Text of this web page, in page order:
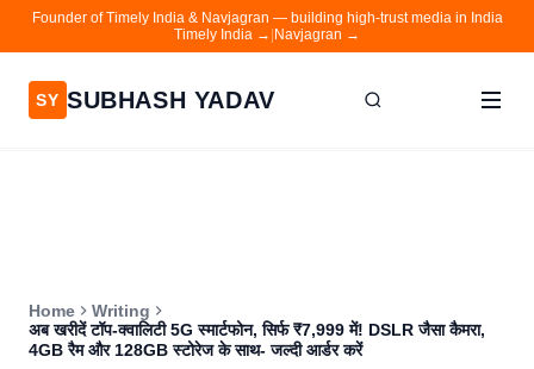
Founder of Timely India & Navjagran — building high-trust media in India
Timely India → Navjagran →
SY SUBHASH YADAV
Contact
Home
Writing
अब खरीदें टॉप-क्वालिटी 5G स्मार्टफोन, सिर्फ ₹7,999 में! DSLR जैसा कैमरा,
4GB रैम और 128GB स्टोरेज के साथ- जल्दी आर्डर करें